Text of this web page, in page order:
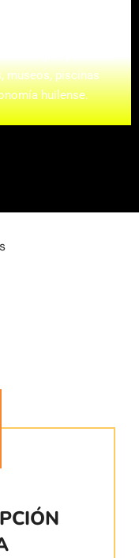
museos, piscinas
huilense.